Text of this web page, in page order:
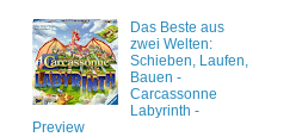
Das Beste aus
zwei Welten:
Schieben, Laufen,
Bauen -
Carcassonne
Labyrinth -
Preview